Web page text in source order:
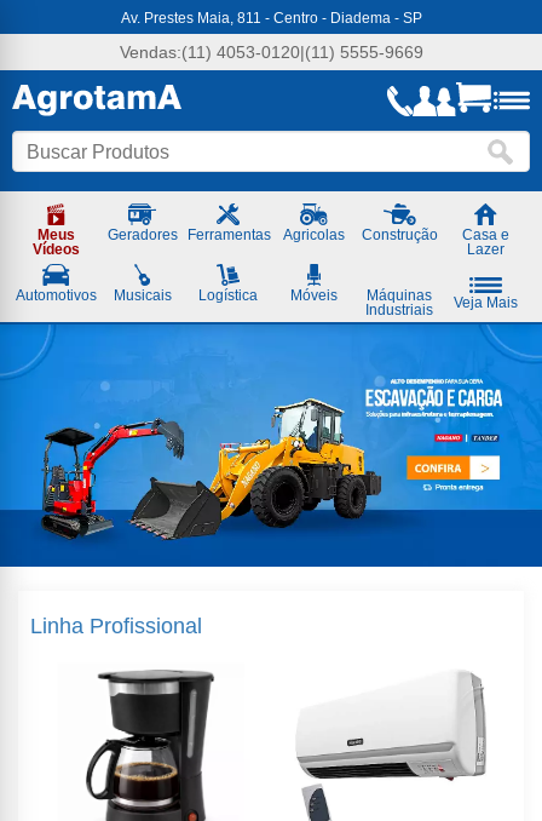
-
em
Máquinas
Ferramentas
Av. Prestes Maia, 811 - Centro - Diadema - SP
Vendas:(11) 4053-0120|(11) 5555-9669
Meus
Vídeos
Geradores Ferramentas Agricolas Construção
Casa e
Lazer
Automotivos Musicais Logística Móveis
Máquinas
Industriais
Veja Mais
Linha Profissional